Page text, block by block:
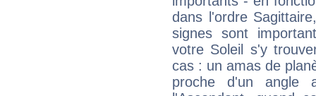
dans l'ordre
signes sont
votre Soleil s'y
cas : un amas de
proche d'un